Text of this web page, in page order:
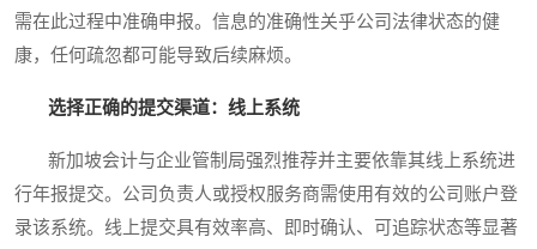
需在此过程中准确申报。信息的准确性关乎公司法律状态的健
康，任何疏忽都可能导致后续麻烦。
选择正确的提交渠道：线上系统
新加坡会计与企业管制局强烈推荐并主要依靠其线上系统进
行年报提交。公司负责人或授权服务商需使用有效的公司账户登
录该系统。线上提交具有效率高、即时确认、可追踪状态等显著